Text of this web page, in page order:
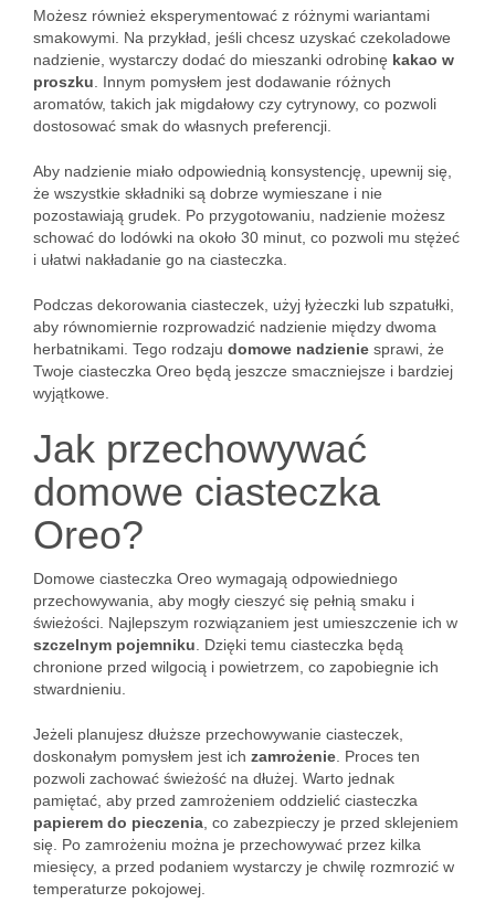
Możesz również eksperymentować z różnymi wariantami
smakowymi. Na przykład, jeśli chcesz uzyskać czekoladowe
nadzienie, wystarczy dodać do mieszanki odrobinę kakao w
proszku . Innym pomysłem jest dodawanie różnych
aromatów, takich jak migdałowy czy cytrynowy, co pozwoli
dostosować smak do własnych preferencji.
Aby nadzienie miało odpowiednią konsystencję, upewnij się,
że wszystkie składniki są dobrze wymieszane i nie
pozostawiają grudek. Po przygotowaniu, nadzienie możesz
schować do lodówki na około 30 minut, co pozwoli mu stężeć
i ułatwi nakładanie go na ciasteczka.
Podczas dekorowania ciasteczek, użyj łyżeczki lub szpatułki,
aby równomiernie rozprowadzić nadzienie między dwoma
herbatnikami. Tego rodzaju domowe nadzienie sprawi, że
Twoje ciasteczka Oreo będą jeszcze smaczniejsze i bardziej
wyjątkowe.
Jak przechowywać
domowe ciasteczka
Oreo?
Domowe ciasteczka Oreo wymagają odpowiedniego
przechowywania, aby mogły cieszyć się pełnią smaku i
świeżości. Najlepszym rozwiązaniem jest umieszczenie ich w
szczelnym pojemniku . Dzięki temu ciasteczka będą
chronione przed wilgocią i powietrzem, co zapobiegnie ich
stwardnieniu.
Jeżeli planujesz dłuższe przechowywanie ciasteczek,
doskonałym pomysłem jest ich zamrożenie . Proces ten
pozwoli zachować świeżość na dłużej. Warto jednak
pamiętać, aby przed zamrożeniem oddzielić ciasteczka
papierem do pieczenia , co zabezpieczy je przed sklejeniem
się. Po zamrożeniu można je przechowywać przez kilka
miesięcy, a przed podaniem wystarczy je chwilę rozmrozić w
temperaturze pokojowej.